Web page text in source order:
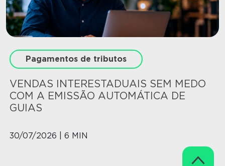
Pagamentos de tributos
VENDAS INTERESTADUAIS SEM MEDO
COM A EMISSÃO AUTOMÁTICA DE
GUIAS
30/07/2026 | 6 MIN